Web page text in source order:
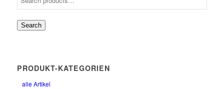
Search
PRODUKT-KATEGORIEN
alle Artikel